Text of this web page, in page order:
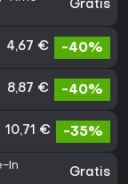
Gratis
4,67 € -40%
8,87 € -40%
10,71 € -35%
In
Gratis